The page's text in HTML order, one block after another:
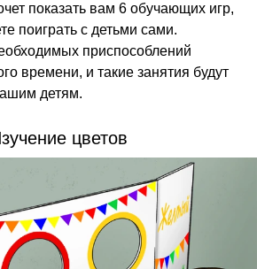
показать вам 6 обучающих игр,
поиграть с детьми сами.
приспособлений
времени, и такие занятия будут
детям.
цветов